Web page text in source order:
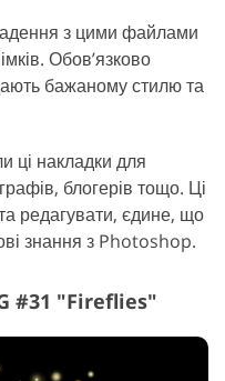
з цими файлами
Обов’язково
бажаному стилю та
ці накладки для
блогерів тощо. Ці
редагувати, єдине, що
знання з Photoshop.
#31 "Fireflies"